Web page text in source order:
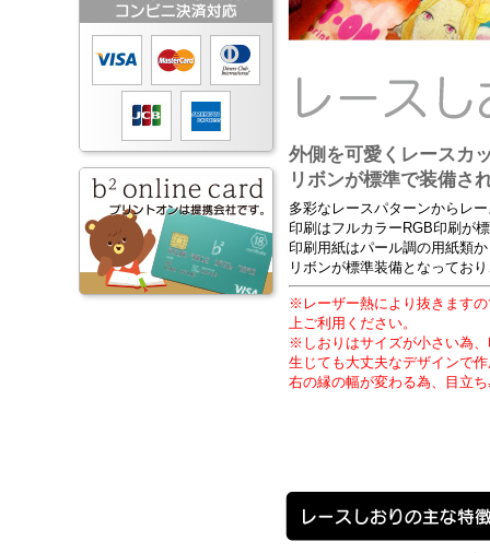
外側を可愛くレースカ
リボンが標準で装備さ
多彩なレースパターンからレ
印刷はフルカラーRGB印刷が
印刷用紙はパール調の用紙類
リボンが標準装備となってお
※レーザー熱により抜きます
上ご利用ください。
※しおりはサイズが小さい為
生じても大丈夫なデザインで
右の縁の幅が変わる為、目立